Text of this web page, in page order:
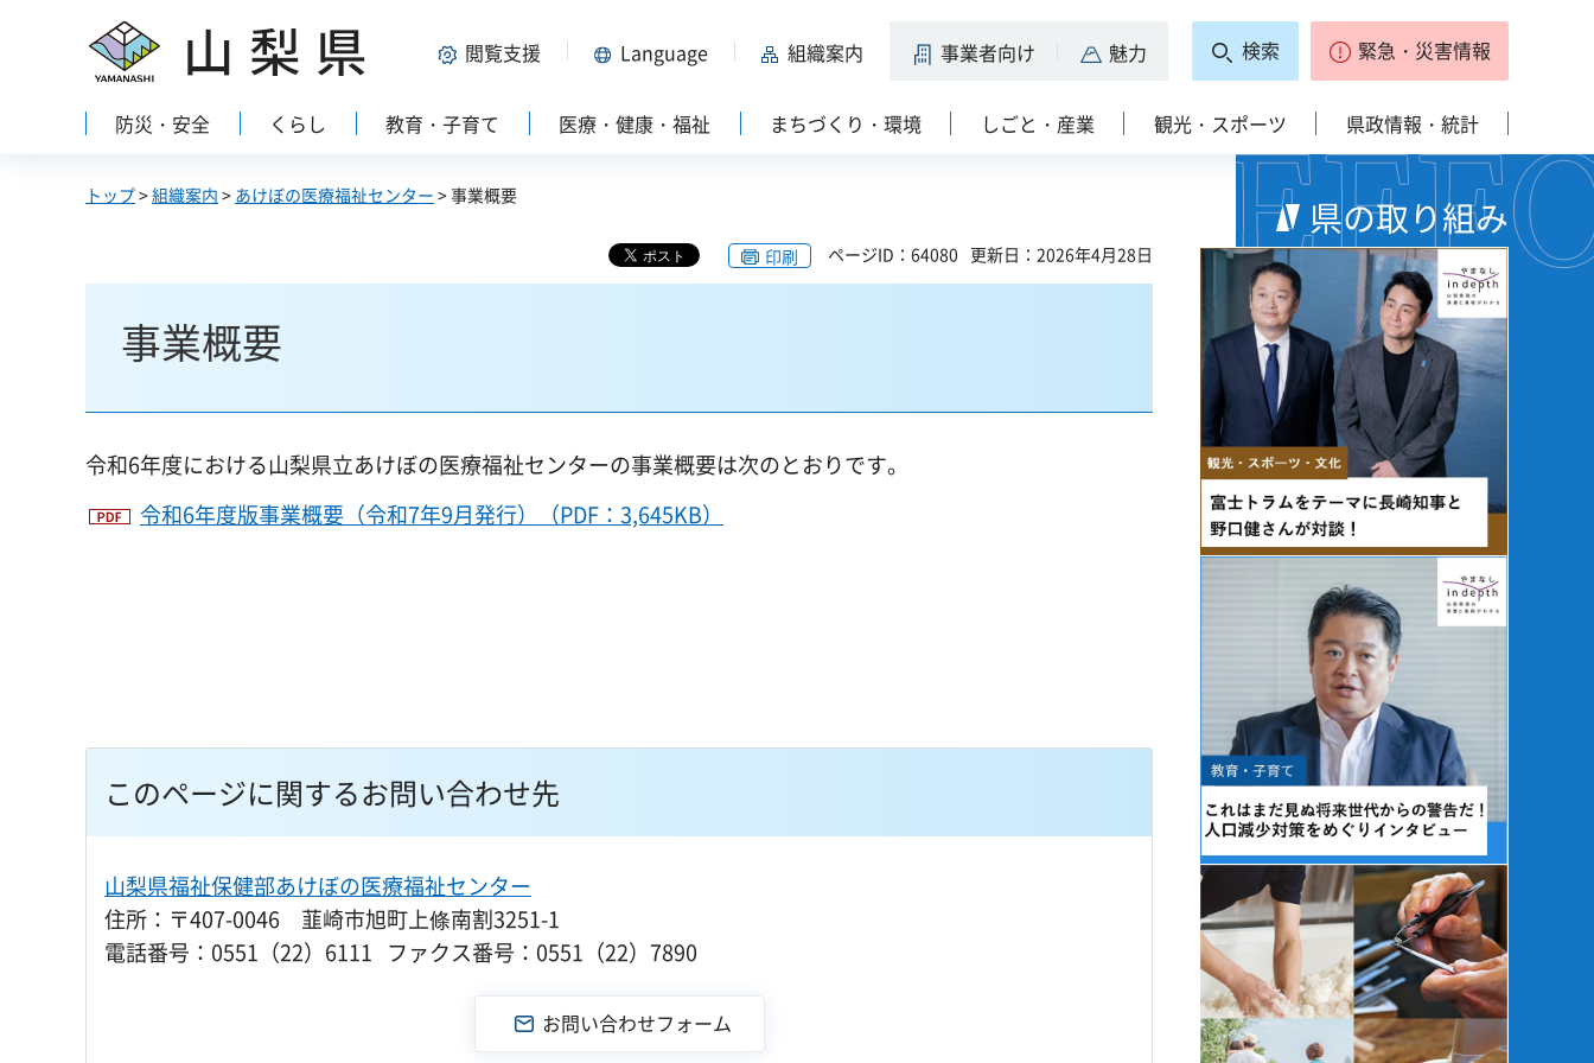
山梨県 閲覧支援 Language 組織案内 事業者向け 魅力 検索 緊急・災害情報
防災・安全 くらし 教育・子育て 医療・健康・福祉 まちづくり・環境 しごと・産業 観光・スポーツ 県政情報・統計
トップ>組織案内 > あけぼの医療福祉センター > 事業概要
印刷 ページID：64080 更新日：2026年4月28日
事業概要
令和6年度における山梨県立あけぼの医療福祉センターの事業概要は次のとおりです。
令和6年度版事業概要（令和7年9月発行）（PDF：3,645KB）
このページに関するお問い合わせ先
山梨県福祉保健部あけぼの医療福祉センター
住所：〒407-0046 韮崎市旭町上條南割3251-1
電話番号：0551（22）6111 ファクス番号：0551（22）7890
県の取り組み